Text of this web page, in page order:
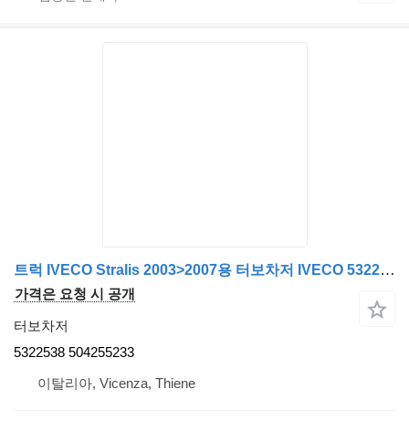
트럭 IVECO Stralis 2003>2007용 터보차저 IVECO 5322538
가격은 요청 시 공개
터보차저
5322538 504255233
이탈리아, Vicenza, Thiene